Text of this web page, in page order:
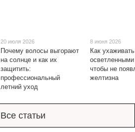
20 июля 2026
Почему волосы выгорают
на солнце и как их
защитить:
профессиональный
летний уход
8 июня 2026
Как
чтобы не
желтизна
Все статьи